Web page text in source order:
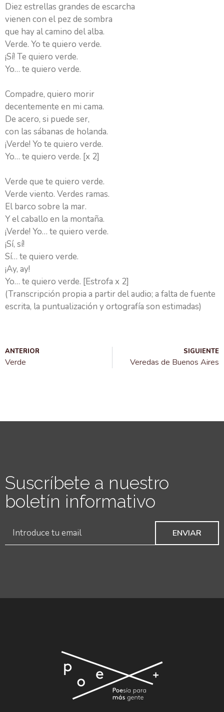
Diez estrellas grandes de escarcha
vienen con el pez de sombra
que hay al camino del alba.
Verde. Yo te quiero verde.
¡Sí! Te quiero verde.
Yo… te quiero verde.
Compadre, quiero morir
decentemente en mi cama.
De acero, si puede ser,
con las sábanas de holanda.
¡Verde! Yo te quiero verde.
Yo… te quiero verde. [x 2]
Verde que te quiero verde.
Verde viento. Verdes ramas.
El barco sobre la mar.
Y el caballo en la montaña.
¡Verde! Yo… te quiero verde.
¡Sí, sí!
Sí… te quiero verde.
¡Ay, ay!
Yo… te quiero verde. [Estrofa x 2]
(Transcripción propia a partir del audio; a falta de fuente
escrita, la puntualización y ortografía son estimadas)
ANTERIOR
Verde
SIGUIENTE
Veredas de Buenos Aires
Suscríbete a nuestro
boletín informativo